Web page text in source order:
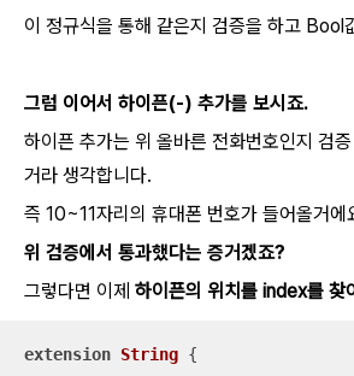
이 정규식을 통해 같은지 검증을 하고 Bool
그럼 이어서 하이픈(-) 추가를 보시죠.
하이픈 추가는 위 올바른 전화번호인지 검
거라 생각합니다.
즉 10~11자리의 휴대폰 번호가 들어올거에
위 검증에서 통과했다는 증거겠죠?
그렇다면 이제 하이픈의 위치를 index를 찾
extension String {